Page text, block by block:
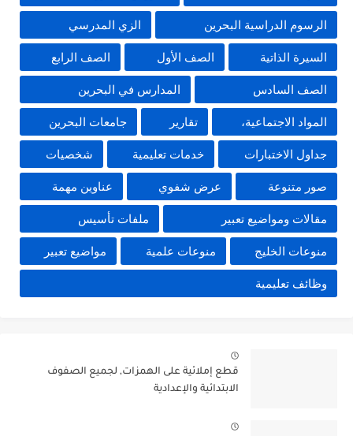
الرسوم الدراسية البحرين الزي المدرسي
السيرة الذاتية الصف الأول الصف الرابع
الصف السادس المدارس في البحرين
المواد الاجتماعية، تقارير جامعات البحرين
جداول الاختبارات خدمات تعليمية شخصيات
صور متنوعة عرض شفوي عناوين مهمة
مقالات ومواضيع تعبير ملفات تأسيس
منوعات الخليج منوعات علمية مواضيع تعبير
وظائف تعليمية
قطع إملائية على الهمزات, لجميع الصفوف
الابتدائية والإعدادية